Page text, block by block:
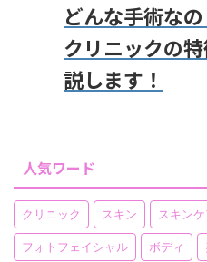
どんな手術な
クリニックの
説します！
人気ワード
クリニック スキン スキンケ
フォトフェイシャル ボディ